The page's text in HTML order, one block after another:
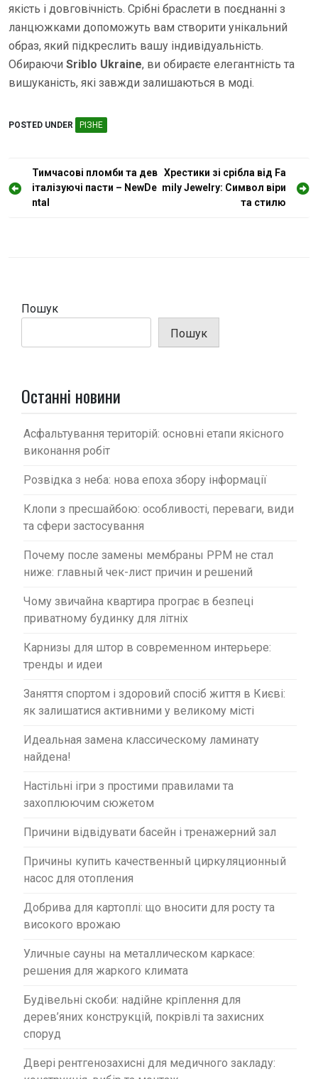
якість і довговічність. Срібні браслети в поєднанні з
ланцюжками допоможуть вам створити унікальний
образ, який підкреслить вашу індивідуальність.
Обираючи Sriblo Ukraine, ви обираєте елегантність та
вишуканість, які завжди залишаються в моді.
POSTED UNDER РІЗНЕ
Н
а
Тимчасові пломби та дев
італізуючі пасти – NewDe
ntal
Хрестики зі срібла від Fa
mily Jewelry: Символ віри
та стилю
Пошук
Пошук
Останні новини
Асфальтування територій: основні етапи якісного
виконання робіт
Розвідка з неба: нова епоха збору інформації
Клопи з пресшайбою: особливості, переваги, види
та сфери застосування
Почему после замены мембраны PPM не стал
ниже: главный чек-лист причин и решений
Чому звичайна квартира програє в безпеці
приватному будинку для літніх
Карнизы для штор в современном интерьере:
тренды и идеи
Заняття спортом і здоровий спосіб життя в Києві:
як залишатися активними у великому місті
Идеальная замена классическому ламинату
найдена!
Настільні ігри з простими правилами та
захоплюючим сюжетом
Причини відвідувати басейн і тренажерний зал
Причины купить качественный циркуляционный
насос для отопления
Добрива для картоплі: що вносити для росту та
високого врожаю
Уличные сауны на металлическом каркасе:
решения для жаркого климата
Будівельні скоби: надійне кріплення для
дерев’яних конструкцій, покрівлі та захисних
споруд
Двері рентгенозахисні для медичного закладу: